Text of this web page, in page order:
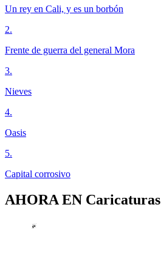
Un rey en Cali, y es un borbón
2.
Frente de guerra del general Mora
3.
Nieves
4.
Oasis
5.
Capital corrosivo
AHORA EN Caricaturas